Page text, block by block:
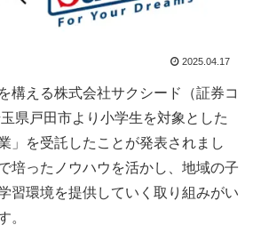
2025.04.17
構える株式会社サクシード（証券コ
県戸田市より小学生を対象とした
」を受託したことが発表されまし
培ったノウハウを活かし、地域の子
習環境を提供していく取り組みがい
。